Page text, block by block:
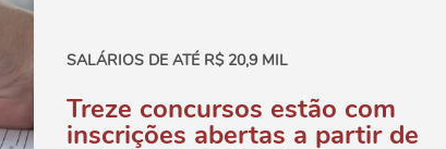
SALÁRIOS DE ATÉ R$ 20,9 MIL
Treze concursos estão com
inscrições abertas a partir de